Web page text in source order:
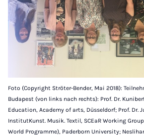
Foto (Copyright Ströter-Bender, Mai 2018):
Budapest (von links nach rechts): Prof. Dr.
Education, Academy of arts, Düsseldorf; Prof. Dr.
InstitutKunst. Musik. Textil, SCEaR Working
World Programme), Paderborn University;